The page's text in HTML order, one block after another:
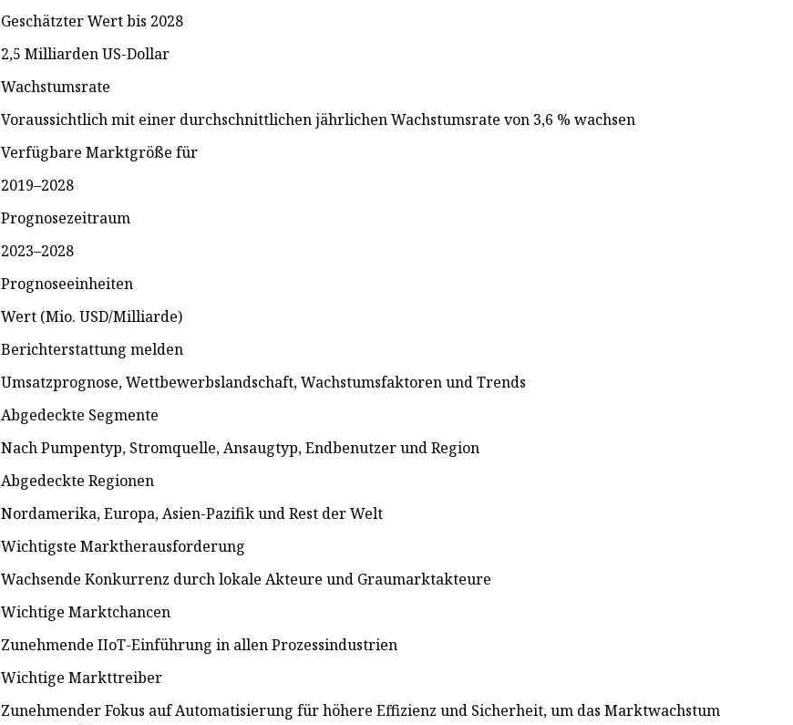
Geschätzter Wert bis 2028
2,5 Milliarden US-Dollar
Wachstumsrate
Voraussichtlich mit einer durchschnittlichen jährlichen Wachstumsrate von 3,6 % wachsen
Verfügbare Marktgröße für
2019–2028
Prognosezeitraum
2023–2028
Prognoseeinheiten
Wert (Mio. USD/Milliarde)
Berichterstattung melden
Umsatzprognose, Wettbewerbslandschaft, Wachstumsfaktoren und Trends
Abgedeckte Segmente
Nach Pumpentyp, Stromquelle, Ansaugtyp, Endbenutzer und Region
Abgedeckte Regionen
Nordamerika, Europa, Asien-Pazifik und Rest der Welt
Wichtigste Marktherausforderung
Wachsende Konkurrenz durch lokale Akteure und Graumarktakteure
Wichtige Marktchancen
Zunehmende IIoT-Einführung in allen Prozessindustrien
Wichtige Markttreiber
Zunehmender Fokus auf Automatisierung für höhere Effizienz und Sicherheit, um das Marktwachstum